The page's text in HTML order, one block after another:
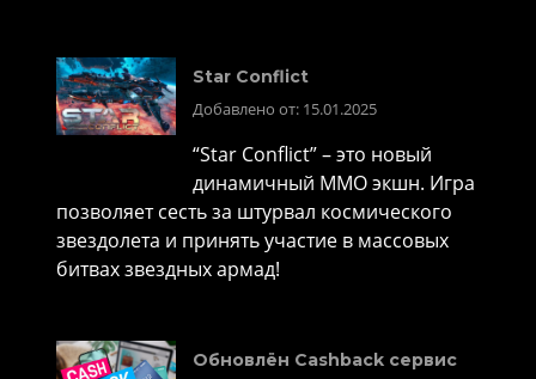
Star Conflict
Добавлено от: 15.01.2025
“Star Conflict” – это новый
динамичный MMO экшн. Игра
позволяет сесть за штурвал космического
звездолета и принять участие в массовых
битвах звездных армад!
Обновлён Cashback сервис